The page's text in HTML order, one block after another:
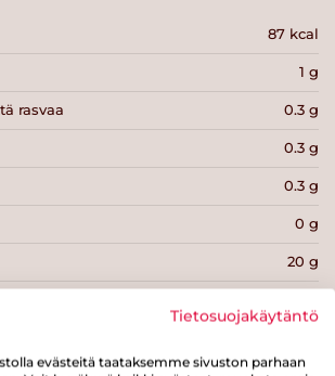
87 kcal
1 g
rasvaa 0.3 g
0.3 g
0.3 g
0 g
20 g
Tietosuojakäytäntö
evästeitä taataksemme sivuston parhaan